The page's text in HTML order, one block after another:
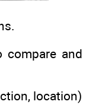
compare and
location)